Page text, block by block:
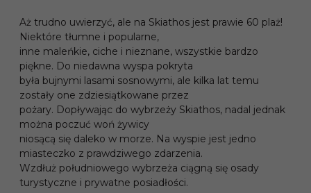
Aż trudno uwierzyć, ale na Skiathos jest prawie 60 plaż!
Niektóre tłumne i popularne,
inne maleńkie, ciche i nieznane, wszystkie bardzo
piękne. Do niedawna wyspa pokryta
była bujnymi lasami sosnowymi, ale kilka lat temu
zostały one zdziesiątkowane przez
pożary. Dopływając do wybrzeży Skiathos, nadal jednak
można poczuć woń żywicy
niosącą się daleko w morze. Na wyspie jest jedno
miasteczko z prawdziwego zdarzenia.
Wzdłuż południowego wybrzeża ciągną się osady
turystyczne i prywatne posiadłości.